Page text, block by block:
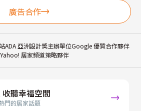
廣告合作
ADA 亞洲設計獎主辦單位Google 優質合作夥伴
Yahoo! 居家頻道策略夥伴
聽幸福空間
門的居家話題